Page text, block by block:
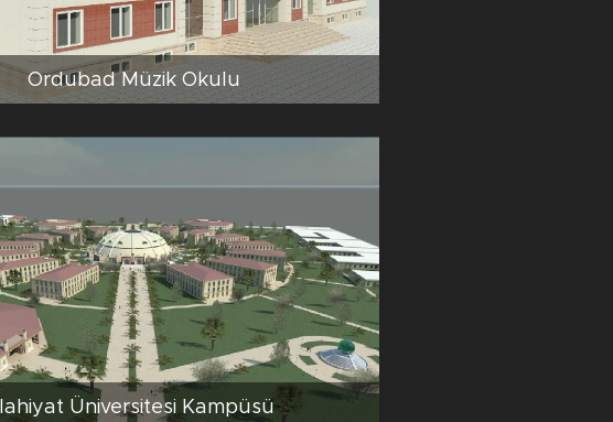
Ordubad Müzik Okulu
Üniversitesi Kampüsü